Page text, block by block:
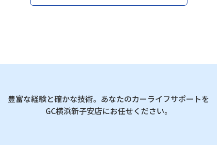
豊富な経験と確かな技術。あなたのカーライフサポートを
GC横浜新子安店にお任せください。